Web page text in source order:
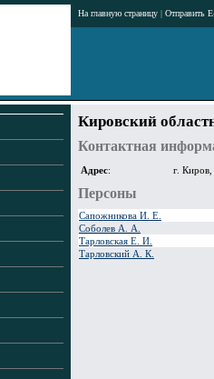
На главную страницу | Отправить
Кировский
Контактная
Адрес: г. Киров,
Персоны
Сапожникова И. Е.
Соболев А. А.
Тарловская Е. И.
Тарловский А. К.